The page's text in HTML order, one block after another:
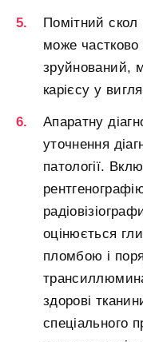
Помітний скол
може
зруйнований,
карієсу у
Апаратну
уточнення
патології.
оцінюється
пломбою і
здорові
спеціального